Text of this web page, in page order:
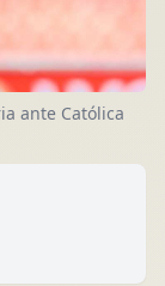
ante Católica